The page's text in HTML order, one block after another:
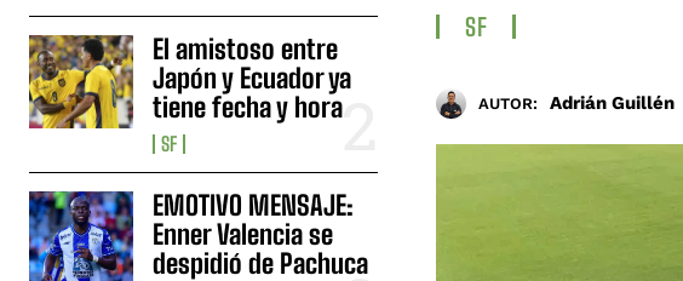
El amistoso entre
Japón y Ecuador ya
tiene fecha y hora
SF
EMOTIVO MENSAJE:
Enner Valencia se
despidió de Pachuca
SF
AUTOR: Adrián Guillén